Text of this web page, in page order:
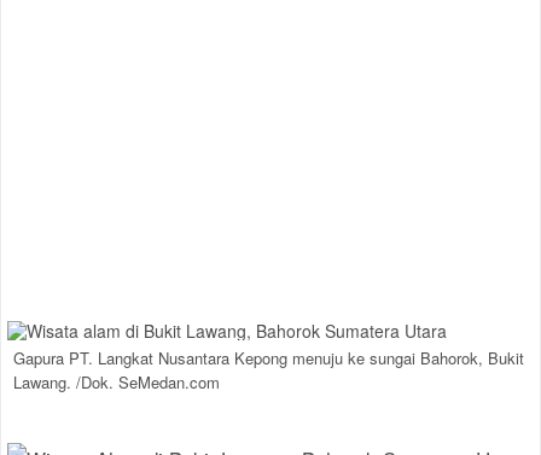
Gapura PT. Langkat Nusantara Kepong menuju ke sungai Bahorok, Bukit
Lawang. /Dok. SeMedan.com